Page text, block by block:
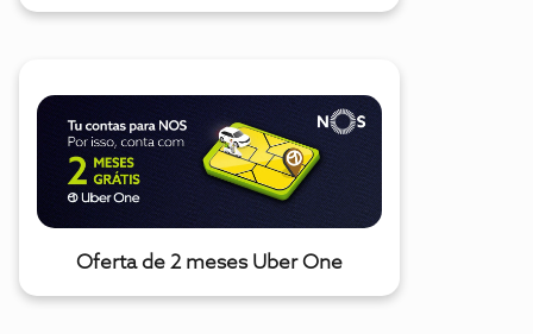
Oferta de 2 meses Uber One